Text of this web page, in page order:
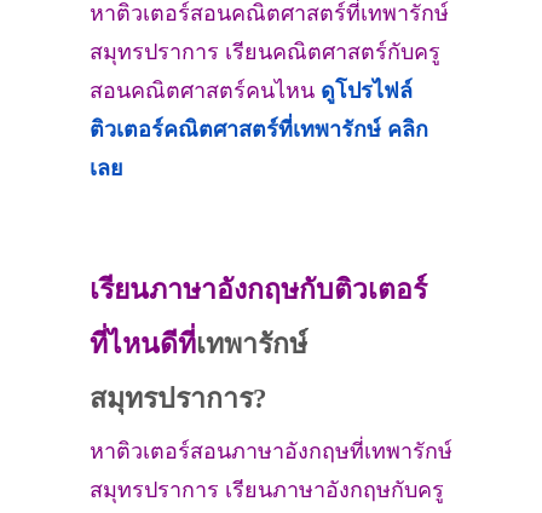
หาติวเตอร์สอนคณิตศาสตร์ที่เทพารักษ์
สมุทรปราการ เรียนคณิตศาสตร์กับครู
สอนคณิตศาสตร์คนไหน ดูโปรไฟล์
ติวเตอร์คณิตศาสตร์ที่เทพารักษ์ คลิก
เลย
เรียนภาษาอังกฤษกับติวเตอร์
ที่ไหนดีที่เทพารักษ์
สมุทรปราการ?
หาติวเตอร์สอนภาษาอังกฤษที่เทพารักษ์
สมุทรปราการ เรียนภาษาอังกฤษกับครู